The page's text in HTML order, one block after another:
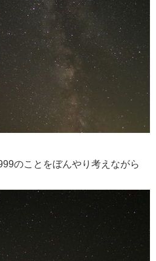
のことをぼんやり考えながら